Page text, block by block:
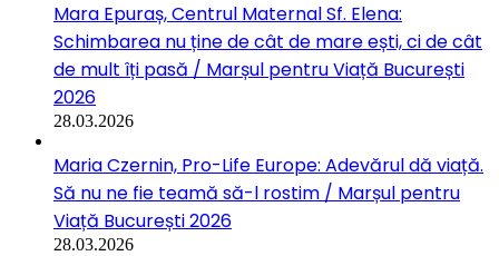
Mara Epuraș, Centrul Maternal Sf. Elena:
Schimbarea nu ține de cât de mare ești, ci de cât
de mult îți pasă / Marșul pentru Viață București
2026
28.03.2026
Maria Czernin, Pro-Life Europe: Adevărul dă viață.
Să nu ne fie teamă să-l rostim / Marșul pentru
Viață București 2026
28.03.2026